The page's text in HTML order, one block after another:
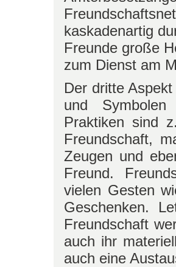
kaskadenartig
Freunde große
zum Dienst am
Der dritte
und Symbolen
Praktiken sind
Freundschaft,
Zeugen und
Freund.
vielen Gesten
Geschenken.
Freundschaft
auch ihr
auch eine